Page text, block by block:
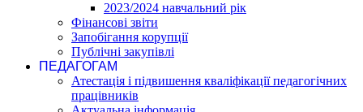
2023/2024 навчальний рік
Фінансові звіти
Запобігання корупції
Публічні закупівлі
ПЕДАГОГАМ
Атестація і підвишення кваліфікації педагогічних
працівників